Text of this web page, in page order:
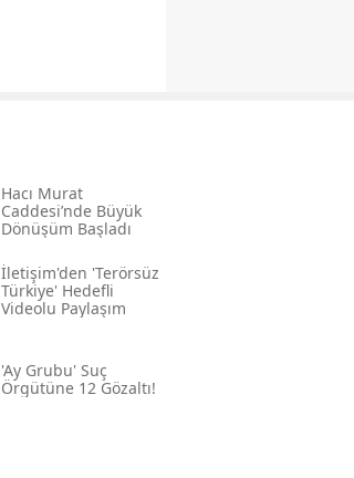
Hacı Murat
Caddesi’nde Büyük
Dönüşüm Başladı
İletişim'den 'terörsüz
Türkiye' Hedefli
Videolu Paylaşım
'ay Grubu' Suç
Örgütüne 12 Gözaltı!